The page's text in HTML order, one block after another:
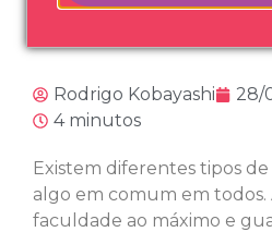
Rodrigo Kobayashi 28/
4 minutos
Existem diferentes tipos
algo em comum em todos.
faculdade ao máximo e